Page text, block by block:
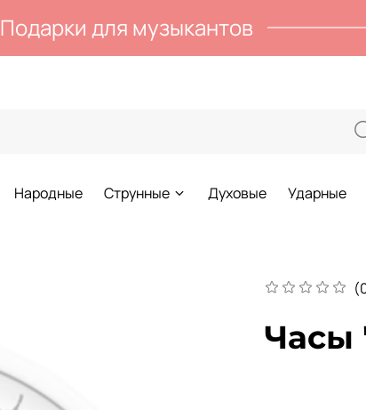
Подарки для музыкантов
Народные Струнные Духовые Ударные
Часы